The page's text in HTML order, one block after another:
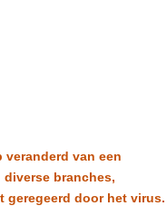
van een
branches,
geregeerd door het virus.